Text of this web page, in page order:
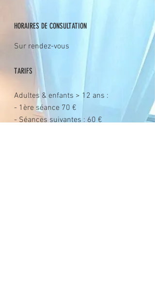
HORAIRES DE CONSULTATION
Sur rendez-vous
TARIFS
Adultes & enfants > 12 ans :
- 1ère séance 70 €
- Séances suivantes : 60 €